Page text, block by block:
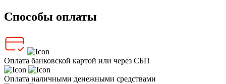
Способы оплаты
Оплата банковской картой или через СБП
Оплата наличными денежными средствами